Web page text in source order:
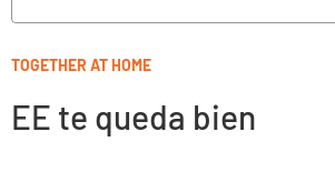
TOGETHER AT HOME
EE te queda bien